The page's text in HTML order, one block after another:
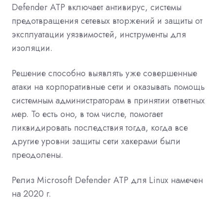
Defender ATP включает антивирус, системы
предотвращения сетевых вторжений и защиты от
эксплуатации уязвимостей, инструменты для
изоляции.
Решение способно выявлять уже совершенные
атаки на корпоративные сети и оказывать помощь
системным администраторам в принятии ответных
мер. То есть оно, в том числе, помогает
ликвидировать последствия тогда, когда все
другие уровни защиты сети хакерами были
преодолены.
Релиз Microsoft Defender ATP для Linux намечен
на 2020 г.